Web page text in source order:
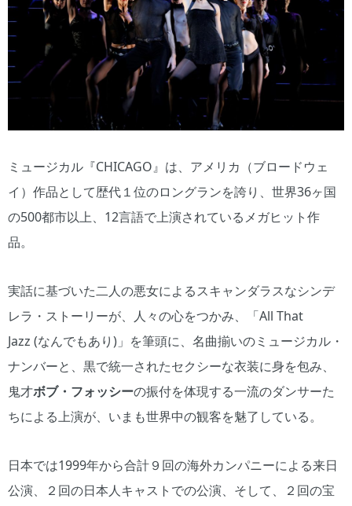
ミュージカル『CHICAGO』は、アメリカ（ブロードウェ
イ）作品として歴代１位のロングランを誇り、世界36ヶ国
の500都市以上、12言語で上演されているメガヒット作
品。
実話に基づいた二人の悪女によるスキャンダラスなシンデ
レラ・ストーリーが、人々の心をつかみ、「All That
Jazz (なんでもあり)」を筆頭に、名曲揃いのミュージカル・
ナンバーと、黒で統一されたセクシーな衣装に身を包み、
鬼才ボブ・フォッシーの振付を体現する一流のダンサーた
ちによる上演が、いまも世界中の観客を魅了している。
日本では1999年から合計９回の海外カンパニーによる来日
公演、２回の日本人キャストでの公演、そして、２回の宝